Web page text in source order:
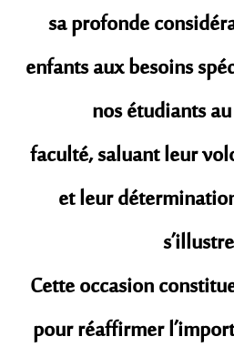
sa profonde
enfants aux besoins
nos étudiants
faculté, saluant leur
et leur
Cette occasion
pour réaffirmer